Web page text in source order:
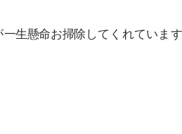
生懸命お掃除してくれていま